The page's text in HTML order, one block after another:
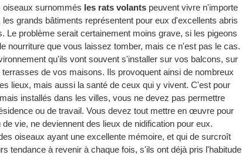
oiseaux surnommés les rats volants peuvent vivre n'importe
grands bâtiments représentent pour eux d'excellents abris
Le problème serait certainement moins grave, si les pigeons
nourriture que vous laissez tomber, mais ce n'est pas le cas.
qu'ils vont souvent s'installer sur vos balcons, sur
de vos maisons. Ils provoquent ainsi de nombreux
lieux, mais aussi la santé de ceux qui y vivent. C'est pour
installés dans les villes, vous ne devez pas permettre
ou de travail. Vous devez tout mettre en œuvre pour
vie, ne deviennent des lieux de nidification pour eux.
oiseaux ayant une excellente mémoire, et qui de surcroît
tendance à revenir à chaque fois, s'ils ont déjà pris l'habitude